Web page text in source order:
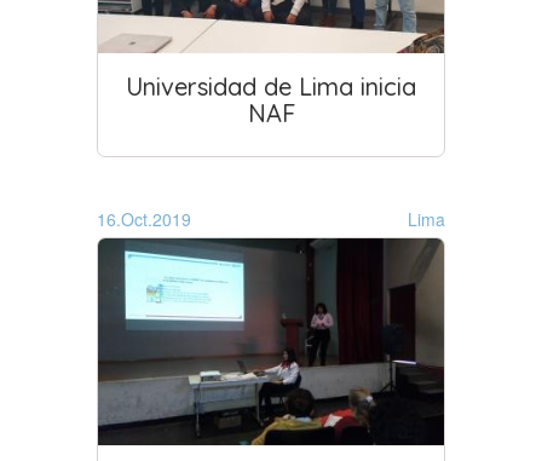
Universidad de Lima inicia
NAF
16.Oct.2019 Lima